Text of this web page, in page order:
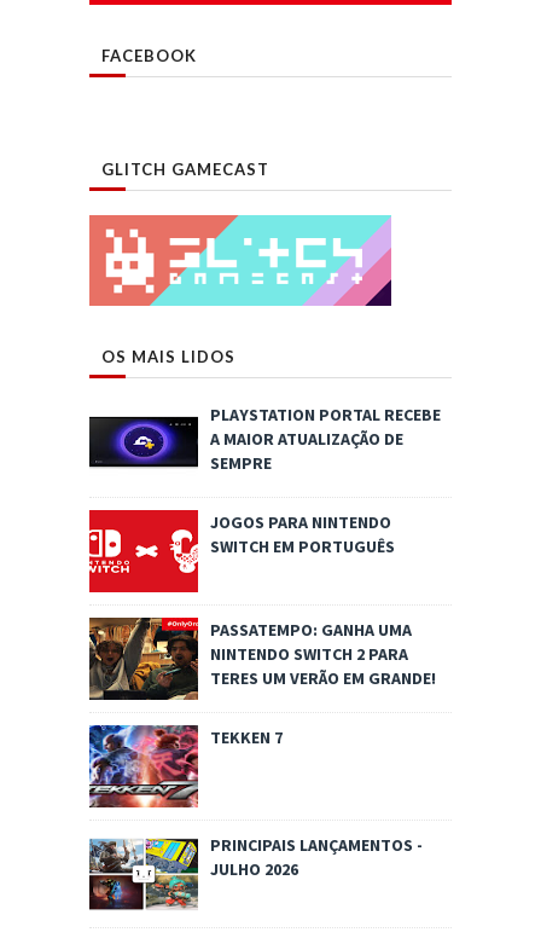
FACEBOOK
GLITCH GAMECAST
OS MAIS LIDOS
PLAYSTATION PORTAL RECEBE
A MAIOR ATUALIZAÇÃO DE
SEMPRE
JOGOS PARA NINTENDO
SWITCH EM PORTUGUÊS
PASSATEMPO: GANHA UMA
NINTENDO SWITCH 2 PARA
TERES UM VERÃO EM GRANDE!
TEKKEN 7
PRINCIPAIS LANÇAMENTOS -
JULHO 2026